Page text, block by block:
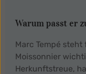
Warum passt er
Marc Tempé
Moissonnier
Herkunftstreue,